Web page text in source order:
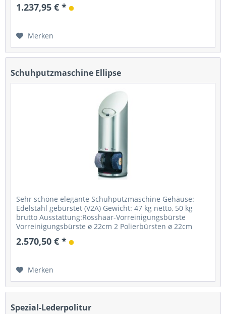
1.237,95 € *
Merken
Schuhputzmaschine Ellipse
Sehr schöne elegante Schuhputzmaschine Gehäuse:
Edelstahl gebürstet (V2A) Gewicht: 47 kg netto, 50 kg
brutto Ausstattung:Rosshaar-Vorreinigungsbürste
Vorreinigungsbürste ø 22cm 2 Polierbürsten ø 22cm
Starter: Handsensor mit Timer...
2.570,50 € *
Merken
Spezial-Lederpolitur